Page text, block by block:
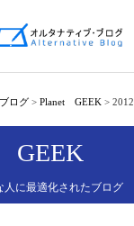
ログ > Planet GEEK >
GEEK
人に最適化されたブログ